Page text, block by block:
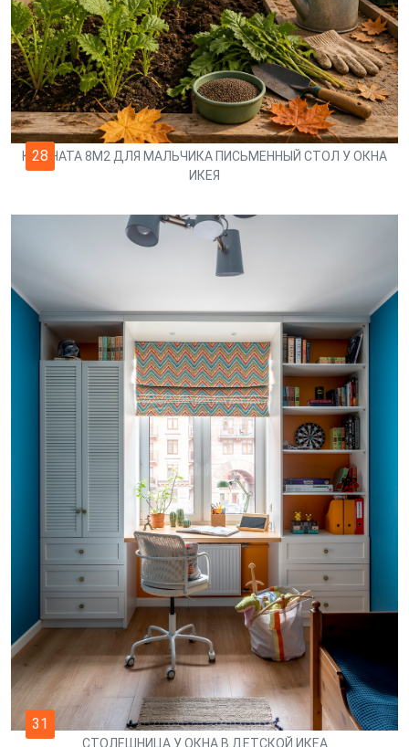
28
КОМНАТА 8М2 ДЛЯ МАЛЬЧИКА ПИСЬМЕННЫЙ СТОЛ У ОКНА
ИКЕЯ
31
СТОЛЕШНИЦА У ОКНА В ДЕТСКОЙ ИКЕА